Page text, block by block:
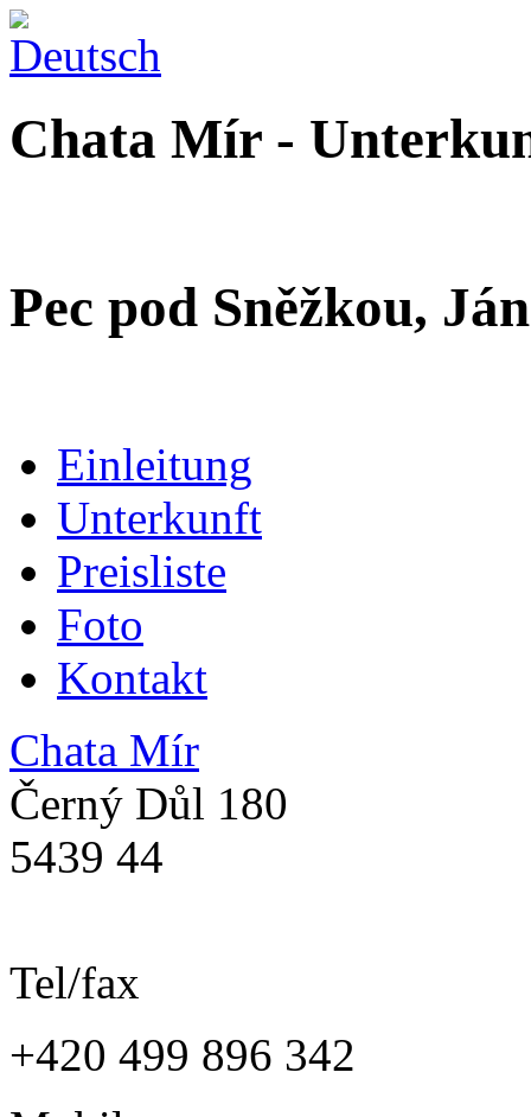
Chata Mír -
Pec pod Sněžkou,
Einleitung
Unterkunft
Preisliste
Foto
Kontakt
Chata Mír
Černý Důl 180
5439 44
Tel/fax
+420 499 896 342